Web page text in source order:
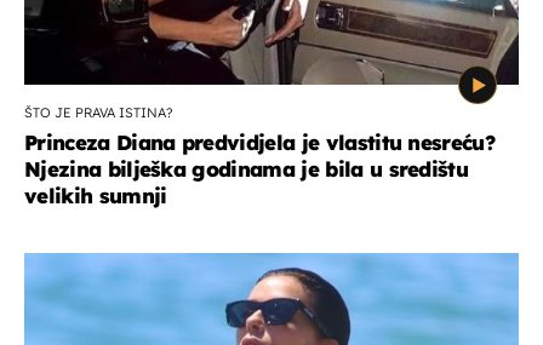
ŠTO JE PRAVA ISTINA?
Princeza Diana predvidjela je vlastitu nesreću?
Njezina bilješka godinama je bila u središtu
velikih sumnji